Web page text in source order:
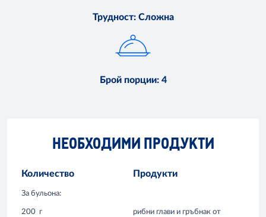
Трудност: Сложна
Брой порции: 4
НЕОБХОДИМИ ПРОДУКТИ
Количество Продукти
За бульона:
200 г
рибни глави и гръбнак от